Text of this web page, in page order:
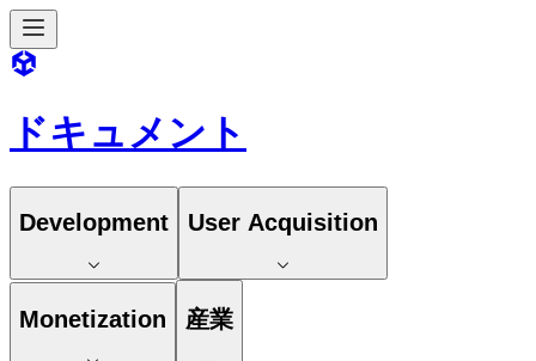
ドキュメント
Development User Acquisition
Monetization 産業